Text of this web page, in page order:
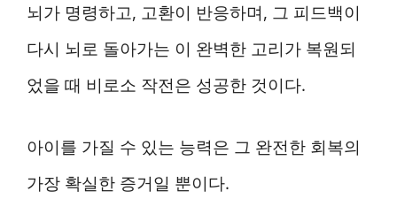
뇌가 명령하고, 고환이 반응하며, 그 피드백이
다시 뇌로 돌아가는 이 완벽한 고리가 복원되
었을 때 비로소 작전은 성공한 것이다.
아이를 가질 수 있는 능력은 그 완전한 회복의
가장 확실한 증거일 뿐이다.